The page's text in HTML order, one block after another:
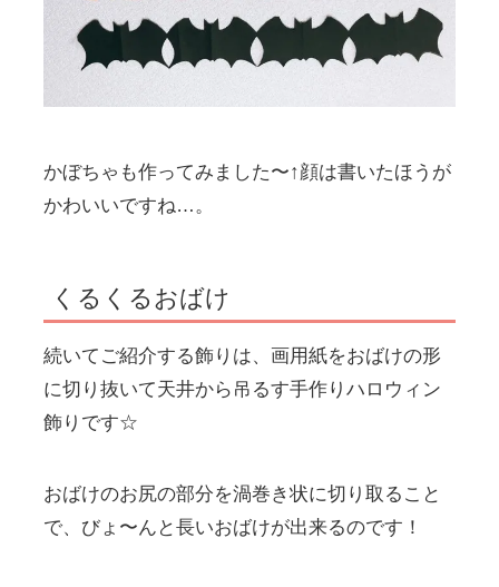
かぼちゃも作ってみました〜↑顔は書いたほうが
かわいいですね…。
くるくるおばけ
続いてご紹介する飾りは、画用紙をおばけの形
に切り抜いて天井から吊るす手作りハロウィン
飾りです☆
おばけのお尻の部分を渦巻き状に切り取ること
で、びょ〜んと長いおばけが出来るのです！